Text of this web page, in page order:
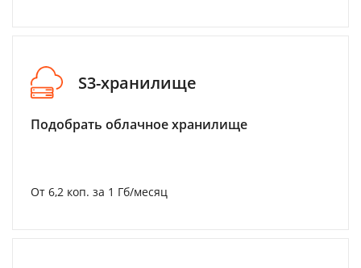
S3-хранилище
Подобрать облачное хранилище
От 6,2 коп. за 1 Гб/месяц